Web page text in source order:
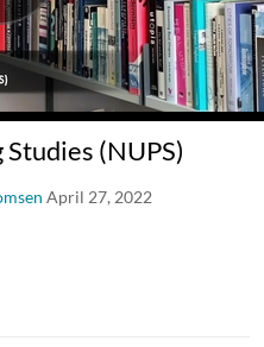
(NUPS)
April 27, 2022